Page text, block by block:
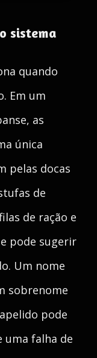
sistema
quando
Em um
as
única
pelas docas
de
de ração e
pode sugerir
Um nome
sobrenome
pode
uma falha de